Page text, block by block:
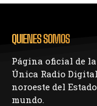
QUIENES SOMOS
Página oficial de
Única Radio
noroeste del
mundo.